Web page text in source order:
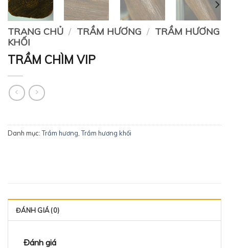
TRANG CHỦ / TRẦM HƯƠNG / TRẦM HƯƠNG
KHỐI
TRẦM CHÌM VIP
Danh mục:Trầm hương ,Trầm hương khối
ĐÁNH GIÁ (0)
Đánh giá